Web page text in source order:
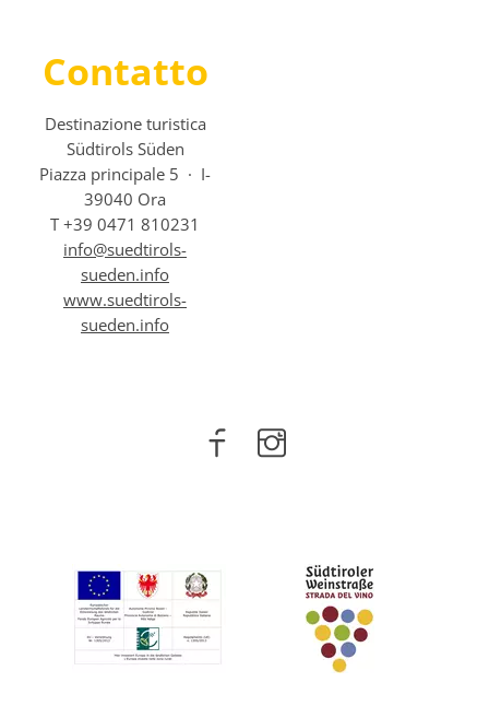
Contatto
Destinazione turistica
Südtirols Süden
Piazza principale 5 · I-
39040 Ora
T +39 0471 810231
info@suedtirols-
sueden.info
www.suedtirols-
sueden.info